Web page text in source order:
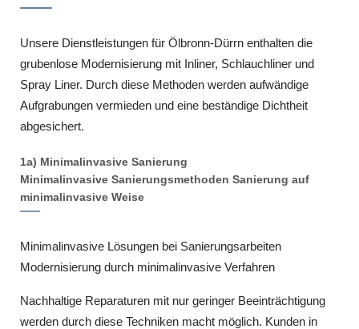
Unsere Dienstleistungen für Ölbronn-Dürrn enthalten die
grubenlose Modernisierung mit Inliner, Schlauchliner und
Spray Liner. Durch diese Methoden werden aufwändige
Aufgrabungen vermieden und eine beständige Dichtheit
abgesichert.
1a) Minimalinvasive Sanierung
Minimalinvasive Sanierungsmethoden Sanierung auf
minimalinvasive Weise
Minimalinvasive Lösungen bei Sanierungsarbeiten
Modernisierung durch minimalinvasive Verfahren
Nachhaltige Reparaturen mit nur geringer Beeinträchtigung
werden durch diese Techniken macht möglich. Kunden in